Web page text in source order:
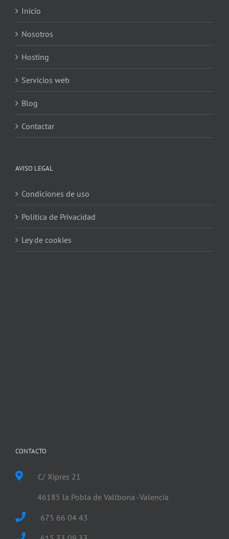
Inicio
Nosotros
Hosting
Servicios web
Blog
Contactar
AVISO LEGAL
Condiciones de uso
Política de Privacidad
Ley de cookies
CONTACTO
C/ Xipres 21
46185 la Pobla de Vallbona -Valencia
675 66 04 43